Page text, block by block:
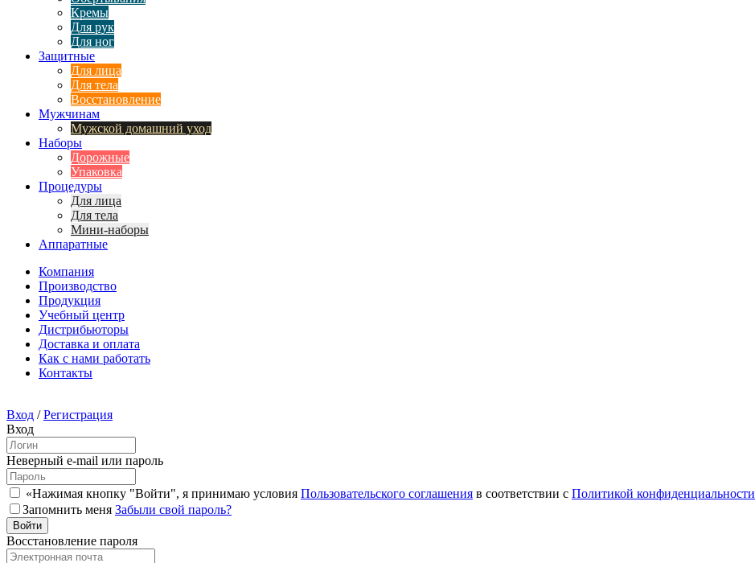
Кремы
Для рук
Для ног
Защитные
Для лица
Для тела
Восстановление
Мужчинам
Мужской домашний уход
Наборы
Дорожные
Упаковка
Процедуры
Для лица
Для тела
Мини-наборы
Аппаратные
Компания
Производство
Продукция
Учебный центр
Дистрибьюторы
Доставка и оплата
Как с нами работать
Контакты
Вход / Регистрация
Вход
Неверный e-mail или пароль
«Нажимая кнопку "Войти", я принимаю условия Пользовательского соглашения в соответствии с Политикой конфиденциальности
Запомнить меня Забыли свой пароль?
Восстановление пароля